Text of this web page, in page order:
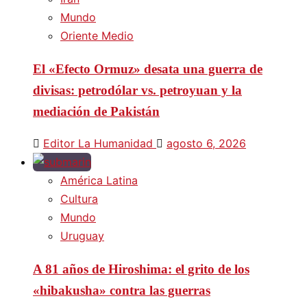
Mundo
Oriente Medio
El «Efecto Ormuz» desata una guerra de
divisas: petrodólar vs. petroyuan y la
mediación de Pakistán
Editor La Humanidad agosto 6, 2026
América Latina
Cultura
Mundo
Uruguay
A 81 años de Hiroshima: el grito de los
«hibakusha» contra las guerras